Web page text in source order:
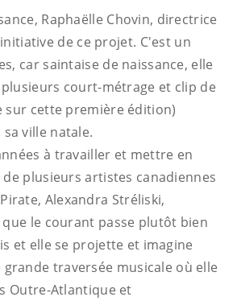
Raphaëlle Chovin, directrice
de ce projet. C'est un
car saintaise de naissance, elle
court-métrage et clip de
sur cette première édition)
ville natale.
à travailler et mettre en
plusieurs artistes canadiennes
Alexandra Stréliski,
que le courant passe plutôt bien
et elle se projette et imagine
traversée musicale où elle
Outre-Atlantique et